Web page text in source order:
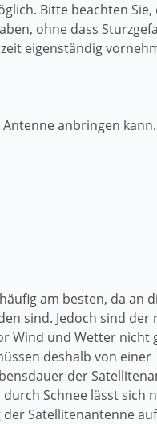
Bitte beachten
ohne dass
eigenständig
anbringen
am besten, da an
sind. Jedoch sind der
Wind und Wetter nicht
deshalb von einer
der
Schnee lässt sich
Satellitenantenne